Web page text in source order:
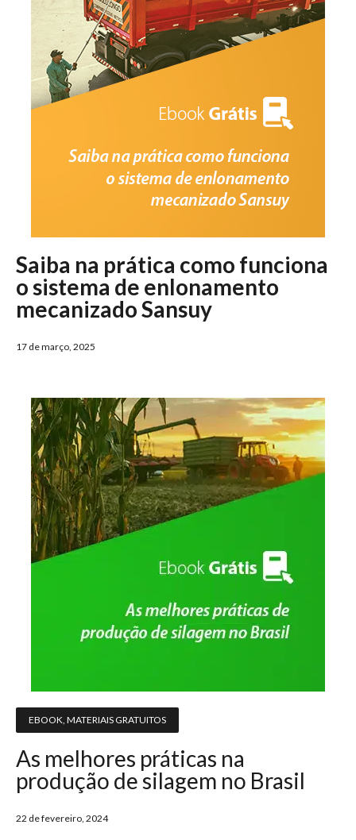
Saiba na prática como funciona
o sistema de enlonamento
mecanizado Sansuy
17 de março, 2025
EBOOK MATERIAIS GRATUITOS
As melhores práticas na
produção de silagem no Brasil
22 de fevereiro, 2024